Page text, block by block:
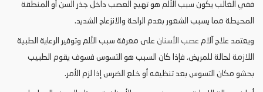
ففي الغالب يكون سبب الألم هو تهيج العصب داخل جذر السن أو المنطقة
المحيطة مما يسبب الشعور بعدم الراحة والانزعاج الشديد.
ويعتمد علاج آلام عصب الأسنان على معرفة سبب الألم وتوفير الرعاية الطبية
اللازمة لحالة للمريض. فإذا كان السبب هو التسوس فسوف يقوم الطبيب
بحشو مكان التسوس بعد تنظيفه أو خلع الضرس إذا لزم الأمر.